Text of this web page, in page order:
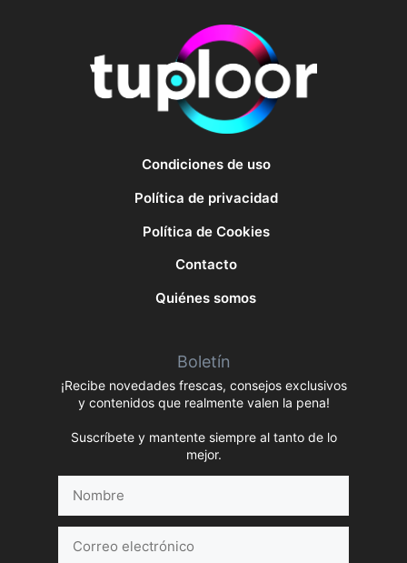
Condiciones de uso
Política de privacidad
Política de Cookies
Contacto
Quiénes somos
Boletín
¡Recibe novedades frescas, consejos exclusivos
y contenidos que realmente valen la pena!
Suscríbete y mantente siempre al tanto de lo
mejor.
electrónico